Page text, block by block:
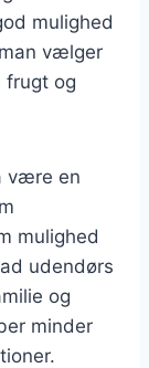
mulighed
vælger
frugt og
være en
mulighed
udendørs
og
minder